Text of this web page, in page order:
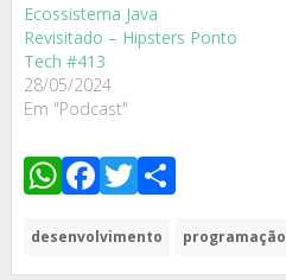
Ecossistema Java
Revisitado – Hipsters Ponto
Tech #413
28/05/2024
Em "Podcast"
WhatsApp
Facebook
Twitter
desenvolvimento programação